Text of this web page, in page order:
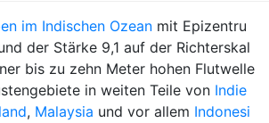
im Indischen Ozean mit Epizentru
der Stärke 9,1 auf der Richterskal
bis zu zehn Meter hohen Flutwelle
in weiten Teile von Indie
, Malaysia und vor allem Indonesi